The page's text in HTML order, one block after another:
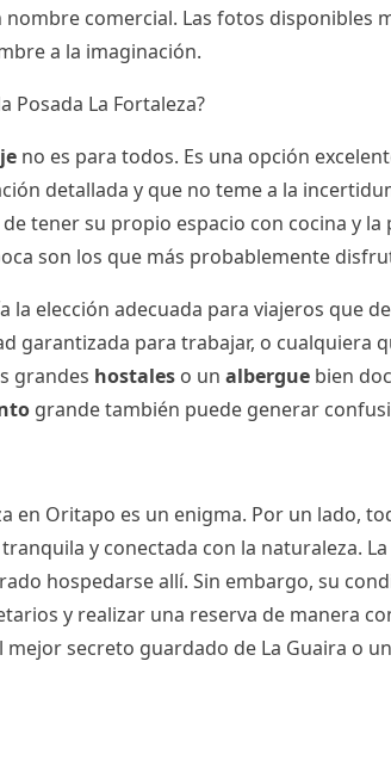
comercial. Las fotos disponibles
a la imaginación.
Posada La Fortaleza?
no es para todos. Es una opción
detallada y que no teme a la
tener su propio espacio con cocina y
son los que más probablemente
la elección adecuada para viajeros que
garantizada para trabajar, o cualquiera
grandes hostales o un albergue bien
grande también puede generar
en Oritapo es un enigma. Por un lado,
y conectada con la naturaleza.
hospedarse allí. Sin embargo, su
y realizar una reserva de manera
mejor secreto guardado de La Guaira o